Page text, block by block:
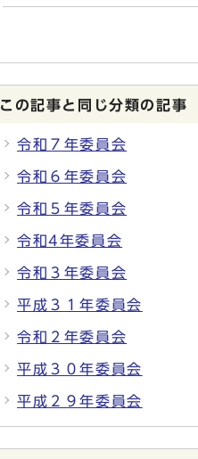
この記事と同じ分類の記事
令和７年委員会
令和６年委員会
令和５年委員会
令和4年委員会
令和３年委員会
平成３１年委員会
令和２年委員会
平成３０年委員会
平成２９年委員会